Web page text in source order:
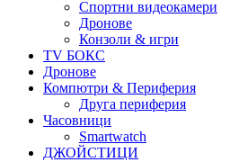
Спортни видеокамери
Дронове
Конзоли & игри
TV БОКС
Дронове
Компютри & Периферия
Друга периферия
Часовници
Smartwatch
ДЖОЙСТИЦИ